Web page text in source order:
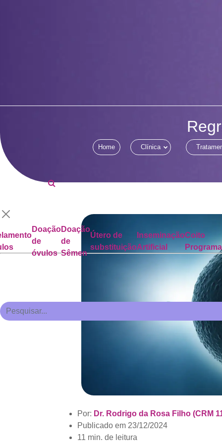
Home Clínica
Doação
de
óvulos
Doação
de
Sêmen
Útero de
substituição
Inseminação
Artificial
Coito
Por: Dr. Rodrigo da Rosa Filho (CRM
Publicado em 23/12/2024
11 min. de leitura